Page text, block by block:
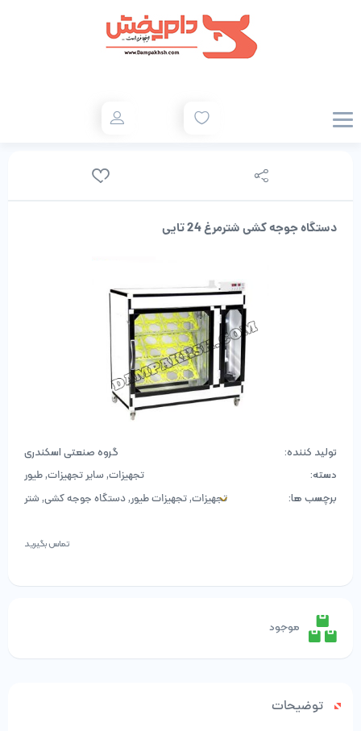
دستگاه جوجه کشی شترمرغ 24 تایی
تولید کننده:
گروه صنعتی اسکندری
دسته:
تجهیزات,سایر تجهیزات,طیور
برچسب ها:
تجهیزات,تجهیزات طیور,دستگاه جوجه کشی,شتر
تماس بگیرید
موجود
توضیحات